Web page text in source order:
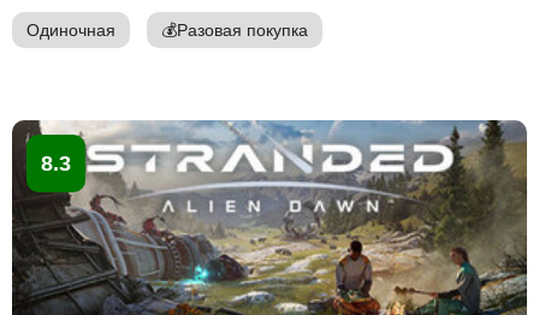
Одиночная 💰Разовая покупка
8.3